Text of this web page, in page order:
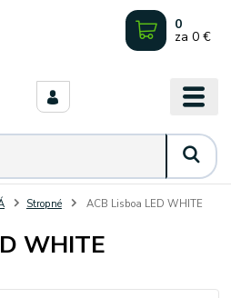
0
za 0 €
Stropné ACB Lisboa LED WHITE
WHITE